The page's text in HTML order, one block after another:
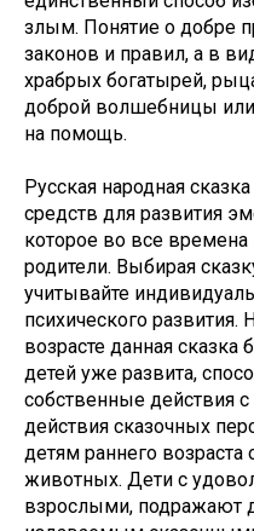
злым. Понятие о добре
законов и правил, а в
храбрых богатырей,
доброй волшебницы или
на помощь.
Русская народная
средств для развития
которое во все времена
родители. Выбирая
учитывайте
психического
возрасте данная сказка
детей уже развита,
собственные действия
действия сказочных
детям раннего возраста
животных. Дети с
взрослыми, подражают